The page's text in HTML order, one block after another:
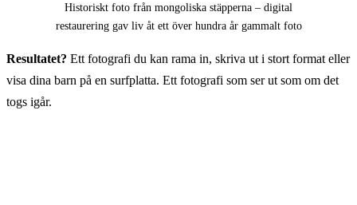
Historiskt foto från mongoliska stäpperna – digital
restaurering gav liv åt ett över hundra år gammalt foto
Resultatet? Ett fotografi du kan rama in, skriva ut i stort format eller
visa dina barn på en surfplatta. Ett fotografi som ser ut som om det
togs igår.